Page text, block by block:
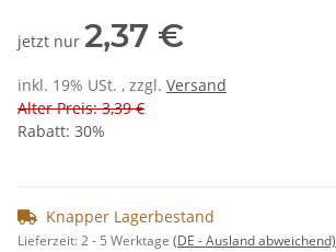
jetzt nur 2,37 €
inkl. 19% USt. , zzgl. Versand
Alter Preis: 3,39 €
Rabatt: 30%
Knapper Lagerbestand
Lieferzeit:2 - 5 Werktage (DE - Ausland abweichend)